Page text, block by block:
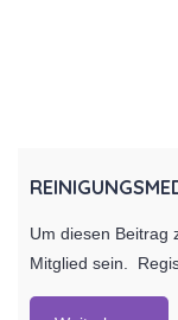
Um diesen Beitrag
Mitglied sein.